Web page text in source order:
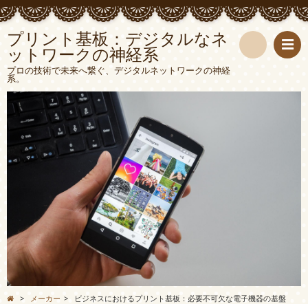
プリント基板：デジタルなネ
ットワークの神経系
プロの技術で未来へ繋ぐ、デジタルネットワークの神経
系。
> メーカー > ビジネスにおけるプリント基板：必要不可欠な電子機器の基盤